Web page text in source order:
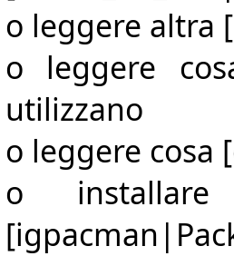
o leggere altra
o leggere
utilizzano
o leggere cosa
o